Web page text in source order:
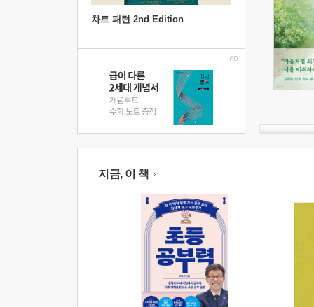
차트 패턴 2nd Edition
지금, 이 책